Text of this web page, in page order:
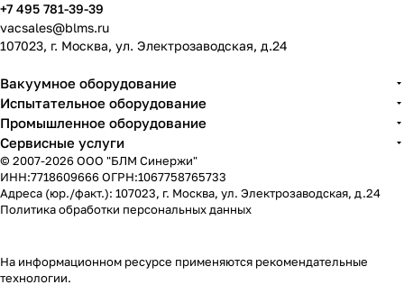
+7 495 781-39-39
vacsales@blms.ru
107023, г. Москва, ул. Электрозаводская, д.24
Вакуумное оборудование
Испытательное оборудование
Промышленное оборудование
Сервисные услуги
© 2007-2026 ООО "БЛМ Синержи"
ИНН:7718609666 ОГРН:1067758765733
Адреса (юр./факт.): 107023, г. Москва, ул. Электрозаводская, д.24
Политика обработки персональных данных
На информационном ресурсе применяются рекомендательные
технологии.